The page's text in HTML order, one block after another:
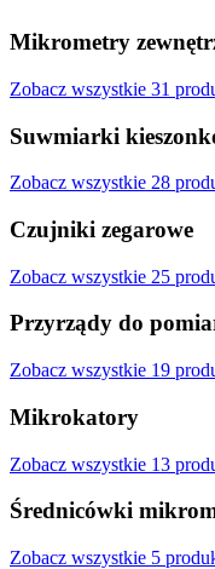
Mikrometry
Zobacz wszystkie 31
Suwmiarki
Zobacz wszystkie 28
Czujniki zegarowe
Zobacz wszystkie 25
Przyrządy do
Zobacz wszystkie 19
Mikrokatory
Zobacz wszystkie 13
Średnicówki
Zobacz wszystkie 5